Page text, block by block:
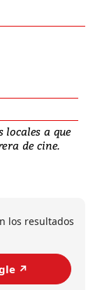
locales a que
de cine.
los resultados
↗️